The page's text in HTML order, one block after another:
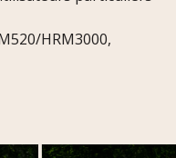
HRM3000,